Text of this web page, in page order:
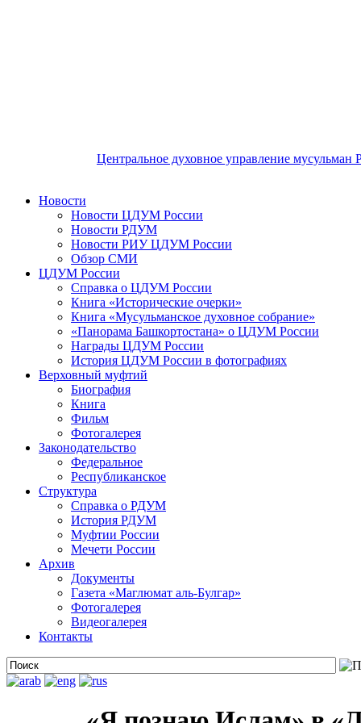
Центральное духовное управление мусульман
Новости
Новости ЦДУМ России
Новости РДУМ
Новости РИУ ЦДУМ России
Обзор СМИ
ЦДУМ России
Справка о ЦДУМ России
Книга «Исторические очерки»
Книга «Мусульманское духовное собрание»
«Панорама Башкортостана» о ЦДУМ России
Награды ЦДУМ России
История ЦДУМ России в фотографиях
Верховный муфтий
Биография
Книга
Фильм
Фотогалерея
Законодательство
Федеральное
Республиканское
Структура
Справка о РДУМ
История РДУМ
Муфтии России
Мечети России
Архив
Документы
Газета «Маглюмат аль-Булгар»
Фотогалерея
Видеогалерея
Контакты